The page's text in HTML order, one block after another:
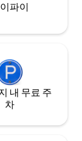
파이
내 무료 주
차